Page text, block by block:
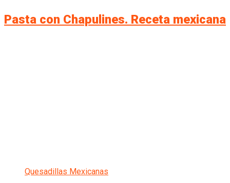
Pasta con Chapulines. Receta mexicana
Quesadillas Mexicanas